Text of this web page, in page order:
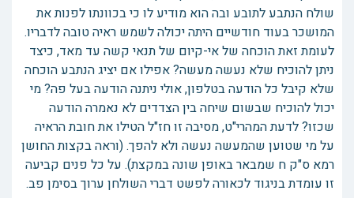
שולח הנתבע לתובע ובה הוא מודיע לו כי בכוונתו לפנות את
המושכר בעוד חודשיים היתה יכולה לשמש ראיה טובה לדבריו.
לעומת זאת הוכחה של אי-קיום של תנאי קשה עד מאד, כיצד
ניתן להוכיח שלא נעשה מעשה? אפילו אם יציג הנתבע הוכחה
שלא קיבל כל הודעה בטלפון, אולי ניתנה הודעה בעל פה? מי
יכול להוכיח שבשום שיחה בין הצדדים לא נאמרה הודעה
שכזו? לדעת המהרי"ט, מסיבה זו חז"ל הטילו את חובת הראיה
על מי שטוען שהמעשה נעשה ולא להפך. (וראה בקצות החושן
רמא ס"ק ח שמבאר באופן שונה במקצת). על כל פנים קביעה
זו עומדת בניגוד לכאורה לפשט דברי השולחן ערוך בסימן פב.